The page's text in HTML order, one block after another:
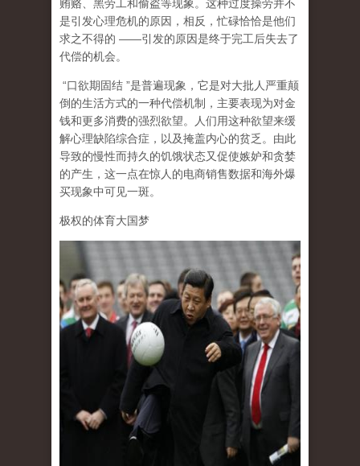
贿赂、黑劳工和偷盗等现象。这种过度操劳并不
是引发心理危机的原因，相反，忙碌恰恰是他们
求之不得的 ——引发的原因是终于完工后失去了
代偿的机会。
“口欲期固结 ”是普遍现象，它是对大批人严重颠
倒的生活方式的一种代偿机制，主要表现为对金
钱和更多消费的强烈欲望。人们用这种欲望来缓
解心理缺陷综合症，以及掩盖内心的贫乏。由此
导致的慢性而持久的饥饿状态又促使嫉妒和贪婪
的产生，这一点在惊人的电商销售数据和海外爆
买现象中可见一斑。
极权的体育大国梦